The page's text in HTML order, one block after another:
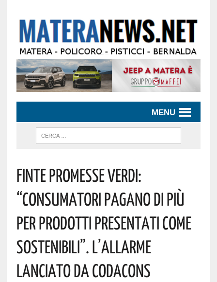
MENU
Finte Promesse Verdi:
“consumatori Pagano Di Più
Per Prodotti Presentati Come
Sostenibili”. L’allarme
Lanciato Da Codacons